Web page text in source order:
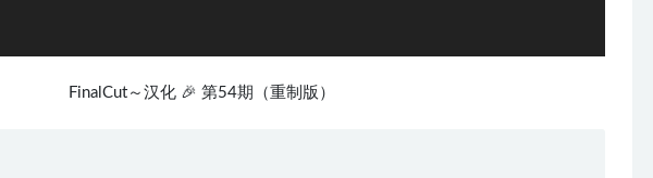
FinalCut～汉化 🎉 第54期（重制版）